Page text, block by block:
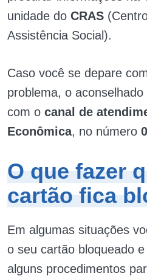
unidade do CRAS
Assistência Social).
Caso você se depare
problema, o
com o canal de
Econômica, no número
O que fazer
cartão fica
Em algumas situações
o seu cartão bloqueado
alguns procedimentos